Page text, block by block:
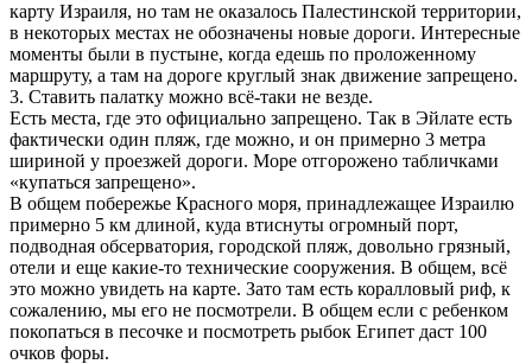
карту Израиля, но там не оказалось Палестинской территории,
в некоторых местах не обозначены новые дороги. Интересные
моменты были в пустыне, когда едешь по проложенному
маршруту, а там на дороге круглый знак движение запрещено.
3. Ставить палатку можно всё-таки не везде.
Есть места, где это официально запрещено. Так в Эйлате есть
фактически один пляж, где можно, и он примерно 3 метра
шириной у проезжей дороги. Море отгорожено табличками
«купаться запрещено».
В общем побережье Красного моря, принадлежащее Израилю
примерно 5 км длиной, куда втиснуты огромный порт,
подводная обсерватория, городской пляж, довольно грязный,
отели и еще какие-то технические сооружения. В общем, всё
это можно увидеть на карте. Зато там есть коралловый риф, к
сожалению, мы его не посмотрели. В общем если с ребенком
покопаться в песочке и посмотреть рыбок Египет даст 100
очков форы.